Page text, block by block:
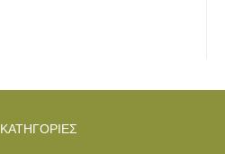
ΚΑΤΗΓΟΡΙΕΣ